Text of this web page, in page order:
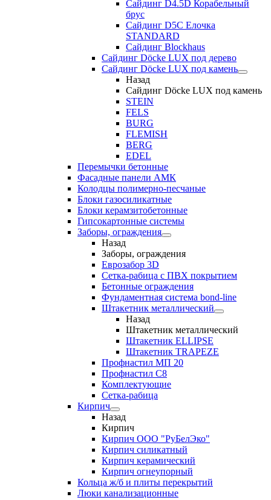
Сайдинг D4.5D Корабельный
брус
Сайдинг D5С Елочка
STANDARD
Сайдинг Blockhaus
Сайдинг Döcke LUX под дерево
Сайдинг Döcke LUX под камень
Назад
Сайдинг Döcke LUX под камень
STEIN
FELS
BURG
FLEMISH
BERG
EDEL
Перемычки бетонные
Фасадные панели АМК
Колодцы полимерно-песчаные
Блоки газосиликатные
Блоки керамзитобетонные
Гипсокартонные системы
Заборы, ограждения
Назад
Заборы, ограждения
Еврозабор 3D
Сетка-рабица с ПВХ покрытием
Бетонные ограждения
Фундаментная система bond-line
Штакетник металлический
Назад
Штакетник металлический
Штакетник ELLIPSE
Штакетник TRAPEZE
Профнастил МП 20
Профнастил С8
Комплектующие
Сетка-рабица
Кирпич
Назад
Кирпич
Кирпич ООО "РуБелЭко"
Кирпич силикатный
Кирпич керамический
Кирпич огнеупорный
Кольца ж/б и плиты перекрытий
Люки канализационные